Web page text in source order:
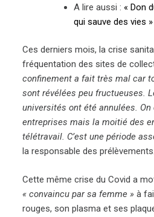
A lire aussi : « Don
qui sauve des vies »
Ces derniers mois, la crise
fréquentation des sites de
confinement a fait très mal car
sont révélées peu fructueuses.
universités ont été annulées.
entreprises mais la moitié des
télétravail. C’est une période
la responsable des prélèvements.
Cette même crise du Covid a
« convaincu par sa femme » à
rouges, son plasma et ses